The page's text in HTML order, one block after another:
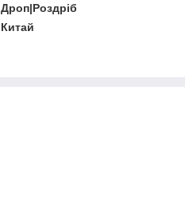
Дроп|Роздріб
Китай